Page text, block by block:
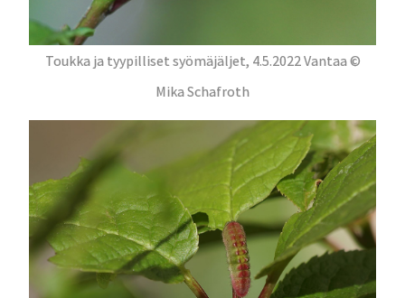
Toukka ja tyypilliset syömäjäljet, 4.5.2022 Vantaa ©
Mika Schafroth